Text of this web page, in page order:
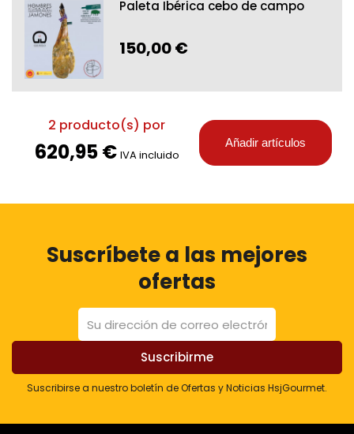
Paleta Ibérica cebo de campo
150,00 €
2 producto(s) por
620,95 € IVA incluido
Añadir artículos
Suscríbete a las mejores
ofertas
Suscribirse a nuestro boletín de Ofertas y Noticias HsjGourmet.